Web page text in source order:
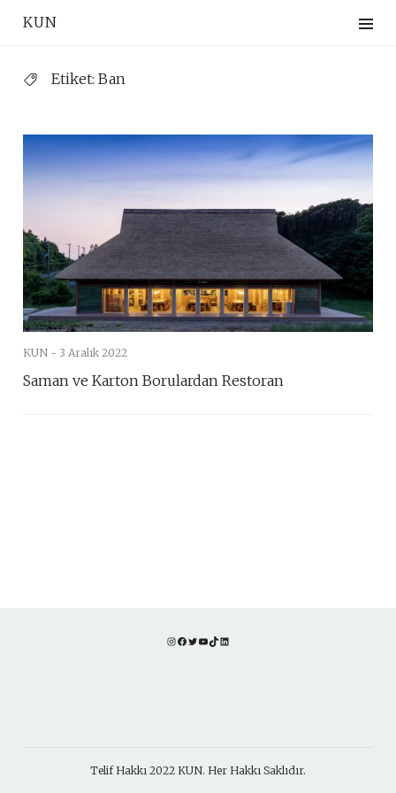
KUN
Etiket: Ban
KUN - 3 Aralık 2022
Saman ve Karton Borulardan Restoran
Instagram
Facebook
TwitterYouTube
TikTok
Telif Hakkı 2022 KUN. Her Hakkı Saklıdır.